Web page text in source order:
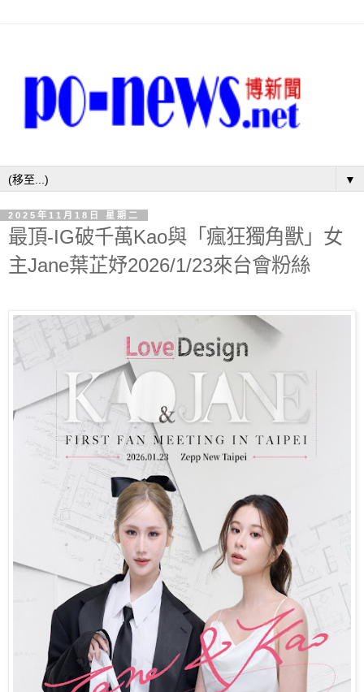
▼
2025年11月18日 星期二
最頂-IG破千萬Kao與「瘋狂獨角獸」女
主Jane葉芷妤2026/1/23來台會粉絲